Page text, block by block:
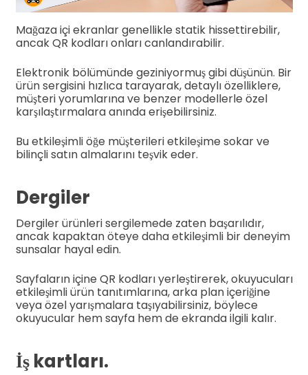
Mağaza içi ekranlar genellikle statik hissettirebilir,
ancak QR kodları onları canlandırabilir.
Elektronik bölümünde geziniyormuş gibi düşünün. Bir
ürün sergisini hızlıca tarayarak, detaylı özelliklere,
müşteri yorumlarına ve benzer modellerle özel
karşılaştırmalara anında erişebilirsiniz.
Bu etkileşimli öğe müşterileri etkileşime sokar ve
bilinçli satın almalarını teşvik eder.
Dergiler
Dergiler ürünleri sergilemede zaten başarılıdır,
ancak kapaktan öteye daha etkileşimli bir deneyim
sunsalar hayal edin.
Sayfaların içine QR kodları yerleştirerek, okuyucuları
etkileşimli ürün tanıtımlarına, arka plan içeriğine
veya özel yarışmalara taşıyabilirsiniz, böylece
okuyucular hem sayfa hem de ekranda ilgili kalır.
İş kartları.